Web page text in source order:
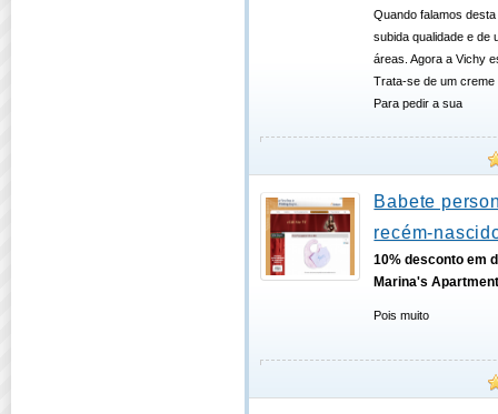
Quando falamos
subida qualidade e de
áreas. Agora a Vichy
Trata-se de um
Para pedir a sua
Babete
recém-
10% desconto em
Marina's
Pois muito